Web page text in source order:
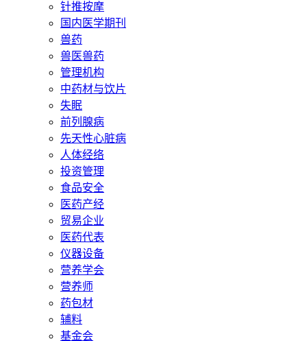
针推按摩
国内医学期刊
兽药
兽医兽药
管理机构
中药材与饮片
失眠
前列腺病
先天性心脏病
人体经络
投资管理
食品安全
医药产经
贸易企业
医药代表
仪器设备
营养学会
营养师
药包材
辅料
基金会